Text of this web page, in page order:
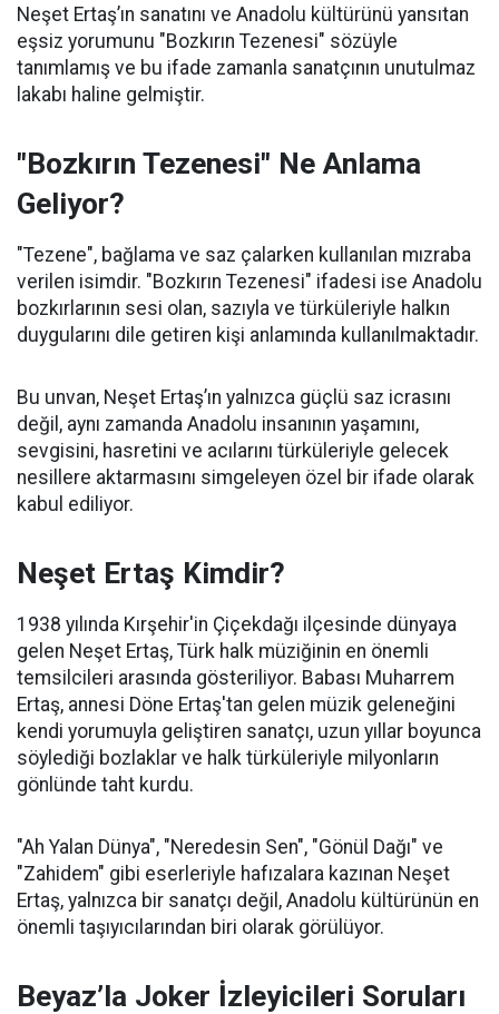
Neşet Ertaş’ın sanatını ve Anadolu kültürünü yansıtan
eşsiz yorumunu "Bozkırın Tezenesi" sözüyle
tanımlamış ve bu ifade zamanla sanatçının unutulmaz
lakabı haline gelmiştir.
"Bozkırın Tezenesi" Ne Anlama
Geliyor?
"Tezene", bağlama ve saz çalarken kullanılan mızraba
verilen isimdir. "Bozkırın Tezenesi" ifadesi ise Anadolu
bozkırlarının sesi olan, sazıyla ve türküleriyle halkın
duygularını dile getiren kişi anlamında kullanılmaktadır.
Bu unvan, Neşet Ertaş’ın yalnızca güçlü saz icrasını
değil, aynı zamanda Anadolu insanının yaşamını,
sevgisini, hasretini ve acılarını türküleriyle gelecek
nesillere aktarmasını simgeleyen özel bir ifade olarak
kabul ediliyor.
Neşet Ertaş Kimdir?
1938 yılında Kırşehir'in Çiçekdağı ilçesinde dünyaya
gelen Neşet Ertaş, Türk halk müziğinin en önemli
temsilcileri arasında gösteriliyor. Babası Muharrem
Ertaş, annesi Döne Ertaş'tan gelen müzik geleneğini
kendi yorumuyla geliştiren sanatçı, uzun yıllar boyunca
söylediği bozlaklar ve halk türküleriyle milyonların
gönlünde taht kurdu.
"Ah Yalan Dünya", "Neredesin Sen", "Gönül Dağı" ve
"Zahidem" gibi eserleriyle hafızalara kazınan Neşet
Ertaş, yalnızca bir sanatçı değil, Anadolu kültürünün en
önemli taşıyıcılarından biri olarak görülüyor.
Beyaz’la Joker İzleyicileri Soruları